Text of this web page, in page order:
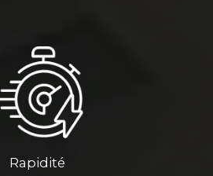
Rapidité